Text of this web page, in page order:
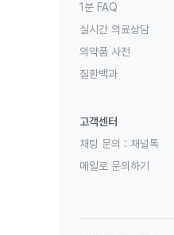
1분 FAQ
실시간 의료상담
의약품 사전
질환백과
고객센터
채팅 문의 : 채널톡
메일로 문의하기